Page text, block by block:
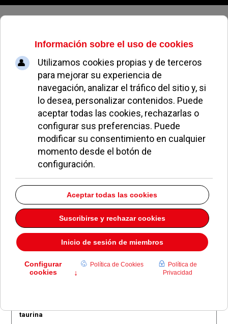
Sábado, 08 de agosto de 2026
Nacex
Dirección: C/ Sevilla 3
Pozuelo de Alarcón
Madrid
28223
Teléfono: 917150956
Descargar la información como:
EN PORTADA
Pozuelo aprueba las 775 viviendas de Huerta Grande
taurina